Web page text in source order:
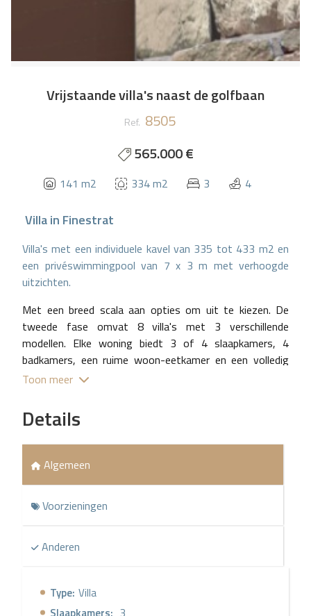
Vrijstaande villa's naast de golfbaan
Ref. 8505
565.000 €
141 m2 334 m2 3 4
Villain Finestrat
Villa's met een individuele kavel van 335 tot 433 m2 en
een privéswimmingpool van 7 x 3 m met verhoogde
uitzichten.
Met een breed scala aan opties om uit te kiezen. De
tweede fase omvat 8 villa's met 3 verschillende
modellen. Elke woning biedt 3 of 4 slaapkamers, 4
badkamers, een ruime woon-eetkamer en een volledig
geïntegreerde keuken met high-end apparatuur
En voor degenen die nog meer ruimte willen, overweeg
Alle villa's bevinden zich op genereuze kavels die een
privézwembad en tuin omvatten, zorgvuldig ontworpen
door onze architecten en ingenieurs om de natuurlijke
efficiëntie te bereiken.
waarbij de beste merken op de markt zijn geselecteerd
om de uitmuntendheid in elk detail van onze constructies
Toon meer
Details
Algemeen
Voorzieningen
Anderen
Type: Villa
Slaapkamers: 3